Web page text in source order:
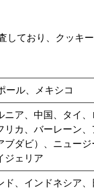
ており、クッキ
ール、メキシコ
ニア、中国、タイ
カ、バーレーン、
ブダビ）、ニュー
ジェリア
ド、インドネシア